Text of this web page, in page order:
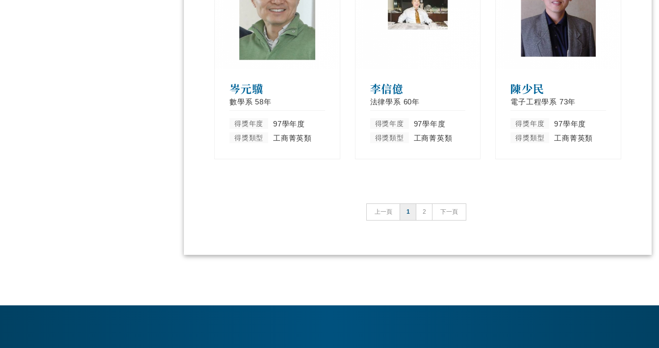
岑元驥
數學系 58年
得獎年度 97學年度
得獎類型 工商菁英類
李信億
法律學系 60年
得獎年度 97學年度
得獎類型 工商菁英類
陳少民
電子工程學系 73年
得獎年度 97學年度
得獎類型 工商菁英類
上一頁 1 2 下一頁